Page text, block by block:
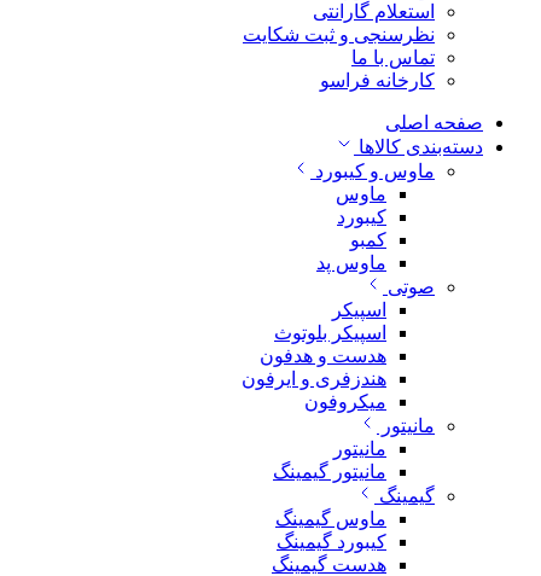
استعلام گارانتی
نظرسنجی و ثبت شکایت
تماس با ما
کارخانه فراسو
صفحه اصلی
دسته‌بندی کالاها
ماوس و کیبورد
ماوس
کیبورد
کمبو
ماوس پد
صوتی
اسپیکر
اسپیکر بلوتوث
هدست و هدفون
هندزفری و ایرفون
میکروفون
مانیتور
مانیتور
مانیتور گیمینگ
گیمینگ
ماوس گیمینگ
کیبورد گیمینگ
هدست گیمینگ